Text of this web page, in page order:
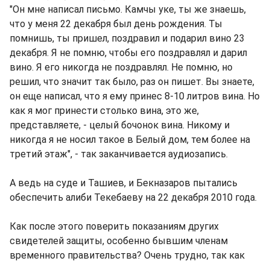
"Он мне написал письмо. Камчы уке, ты же знаешь,
что у меня 22 декабря был день рождения. Ты
помнишь, ты пришел, поздравил и подарил вино 23
декабря. Я не помню, чтобы его поздравлял и дарил
вино. Я его никогда не поздравлял. Не помню, но
решил, что значит так было, раз он пишет. Вы знаете,
он еще написал, что я ему принес 8-10 литров вина. Но
как я мог принести столько вина, это же,
представляете, - целый бочонок вина. Никому и
никогда я не носил такое в Белый дом, тем более на
третий этаж", - так заканчивается аудиозапись.
А ведь на суде и Ташиев, и Бекназаров пытались
обеспечить алиби Текебаеву на 22 декабря 2010 года.
Как после этого поверить показаниям других
свидетелей защиты, особенно бывшим членам
временного правительства? Очень трудно, так как